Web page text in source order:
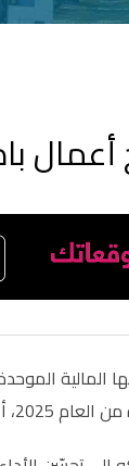
أعمال